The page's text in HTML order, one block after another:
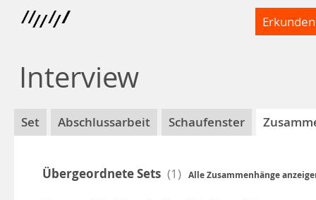
Erkunden
Interview
Set Abschlussarbeit Schaufenster
Übergeordnete Sets (1) Alle Zusammenhänge